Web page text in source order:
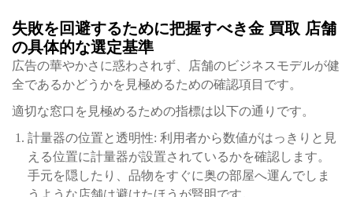
失敗を回避するために把握すべき金 買取 店舗
の具体的な選定基準
広告の華やかさに惑わされず、店舗のビジネスモデルが健
全であるかどうかを見極めるための確認項目です。
適切な窓口を見極めるための指標は以下の通りです。
計量器の位置と透明性: 利用者から数値がはっきりと見
える位置に計量器が設置されているかを確認します。
手元を隠したり、品物をすぐに奥の部屋へ運んでしま
うような店舗は避けたほうが賢明です。